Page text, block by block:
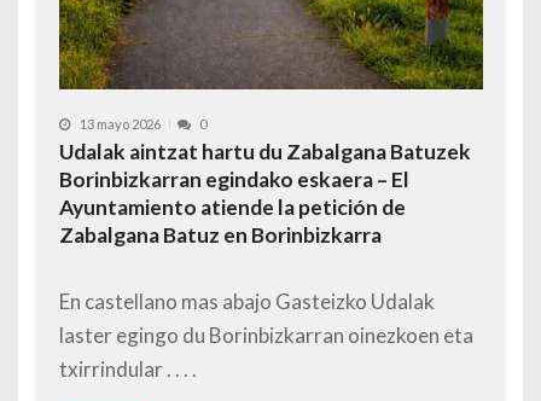
13 mayo 2026 0
Udalak aintzat hartu du Zabalgana Batuzek
Borinbizkarran egindako eskaera – El
Ayuntamiento atiende la petición de
Zabalgana Batuz en Borinbizkarra
En castellano mas abajo Gasteizko Udalak
laster egingo du Borinbizkarran oinezkoen eta
txirrindular